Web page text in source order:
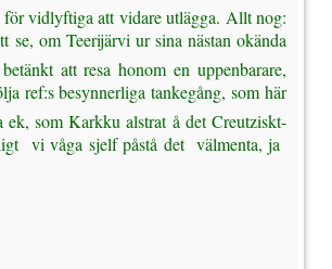
för vidlyftiga att vidare utlägga. Allt nog:
se, om Teerijärvi ur sina nästan okända
att resa honom en uppenbarare,
ref:s besynnerliga tankegång, som här
ek, som Karkku alstrat å det Creutziskt-
vi våga sjelf påstå det  välmenta, ja 